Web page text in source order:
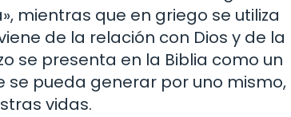
mientras que en griego se utiliza
de la relación con Dios y de la
se presenta en la Biblia como un
se pueda generar por uno mismo,
vidas.